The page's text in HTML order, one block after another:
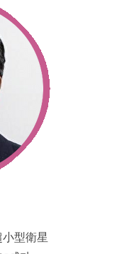
型衛星